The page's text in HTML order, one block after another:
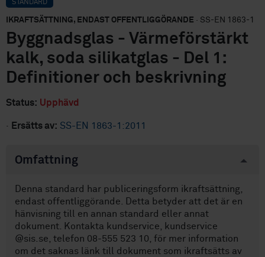
STANDARD
IKRAFTSÄTTNING, ENDAST OFFENTLIGGÖRANDE · SS-EN 1863-1
Byggnadsglas - Värmeförstärkt
kalk, soda silikatglas - Del 1:
Definitioner och beskrivning
Status: Upphävd
· Ersätts av: SS-EN 1863-1:2011
Omfattning
Denna standard har publiceringsform ikraftsättning,
endast offentliggörande. Detta betyder att det är en
hänvisning till en annan standard eller annat
dokument. Kontakta kundservice, kundservice
@sis.se, telefon 08-555 523 10, för mer information
om det saknas länk till dokument som ikraftsätts av